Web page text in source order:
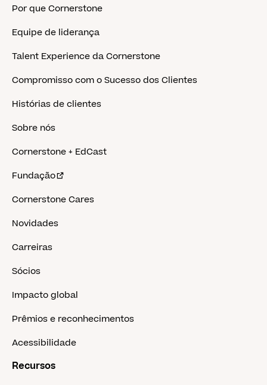
Por que Cornerstone
Equipe de liderança
Talent Experience da Cornerstone
Compromisso com o Sucesso dos Clientes
Histórias de clientes
Sobre nós
Cornerstone + EdCast
Fundação
Cornerstone Cares
Novidades
Carreiras
Sócios
Impacto global
Prêmios e reconhecimentos
Acessibilidade
Recursos